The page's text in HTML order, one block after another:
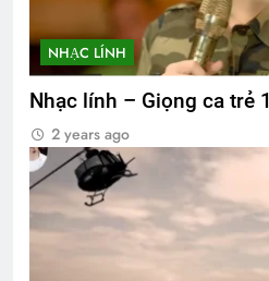
NHẠC LÍNH
Nhạc lính – Giọng ca trẻ 1
2 years ago